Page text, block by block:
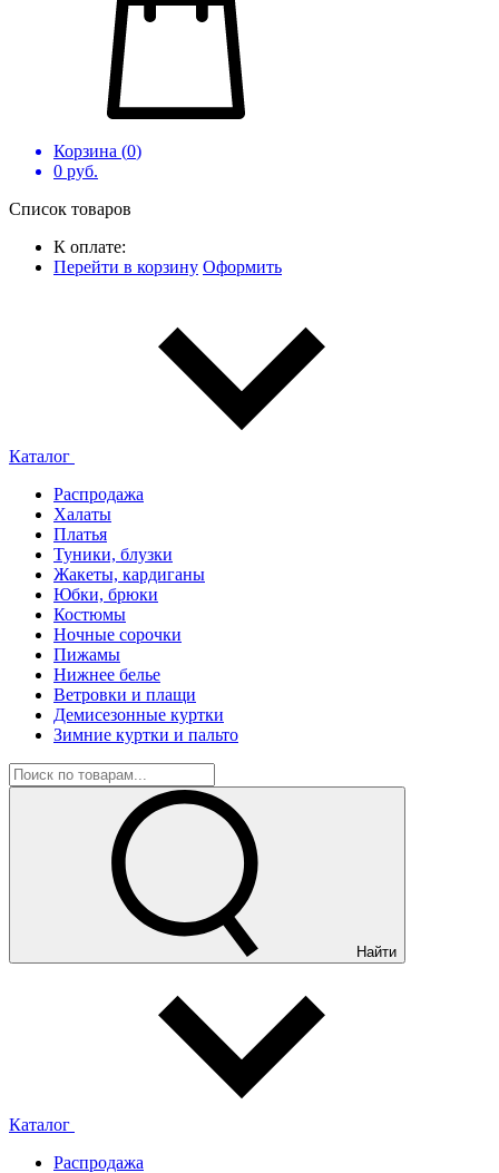
Корзина (0)
0 руб.
Список товаров
К оплате:
Перейти в корзину Оформить
Каталог
Распродажа
Халаты
Платья
Туники, блузки
Жакеты, кардиганы
Юбки, брюки
Костюмы
Ночные сорочки
Пижамы
Нижнее белье
Ветровки и плащи
Демисезонные куртки
Зимние куртки и пальто
Найти
Каталог
Распродажа